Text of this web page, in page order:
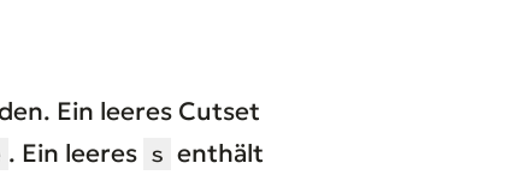
Ein leeres Cutset
. Ein leeres s enthält